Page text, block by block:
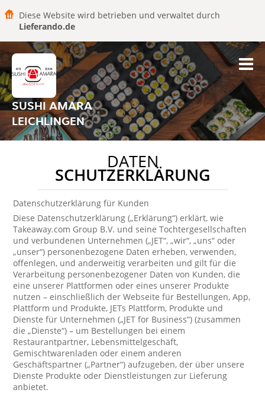
Diese Website wird betrieben und verwaltet durch
Lieferando.de
SUSHI AMARA
LEICHLINGEN
DATEN
SCHUTZERKLÄRUNG
Datenschutzerklärung für Kunden
Diese Datenschutzerklärung („Erklärung“) erklärt, wie
Takeaway.com Group B.V. und seine Tochtergesellschaften
und verbundenen Unternehmen („JET“, „wir“, „uns“ oder
„unser“) personenbezogene Daten erheben, verwenden,
offenlegen, und anderweitig verarbeiten und gilt für die
Verarbeitung personenbezogener Daten von Kunden, die
eine unserer Plattformen oder eines unserer Produkte
nutzen – einschließlich der Webseite für Bestellungen, App,
Plattform und Produkte, JETs Plattform, Produkte und
Dienste für Unternehmen („JET for Business“) (zusammen
die „Dienste“) – um Bestellungen bei einem
Restaurantpartner, Lebensmittelgeschäft,
Gemischtwarenladen oder einem anderen
Geschäftspartner („Partner“) aufzugeben, der über unsere
Dienste Produkte oder Dienstleistungen zur Lieferung
anbietet.